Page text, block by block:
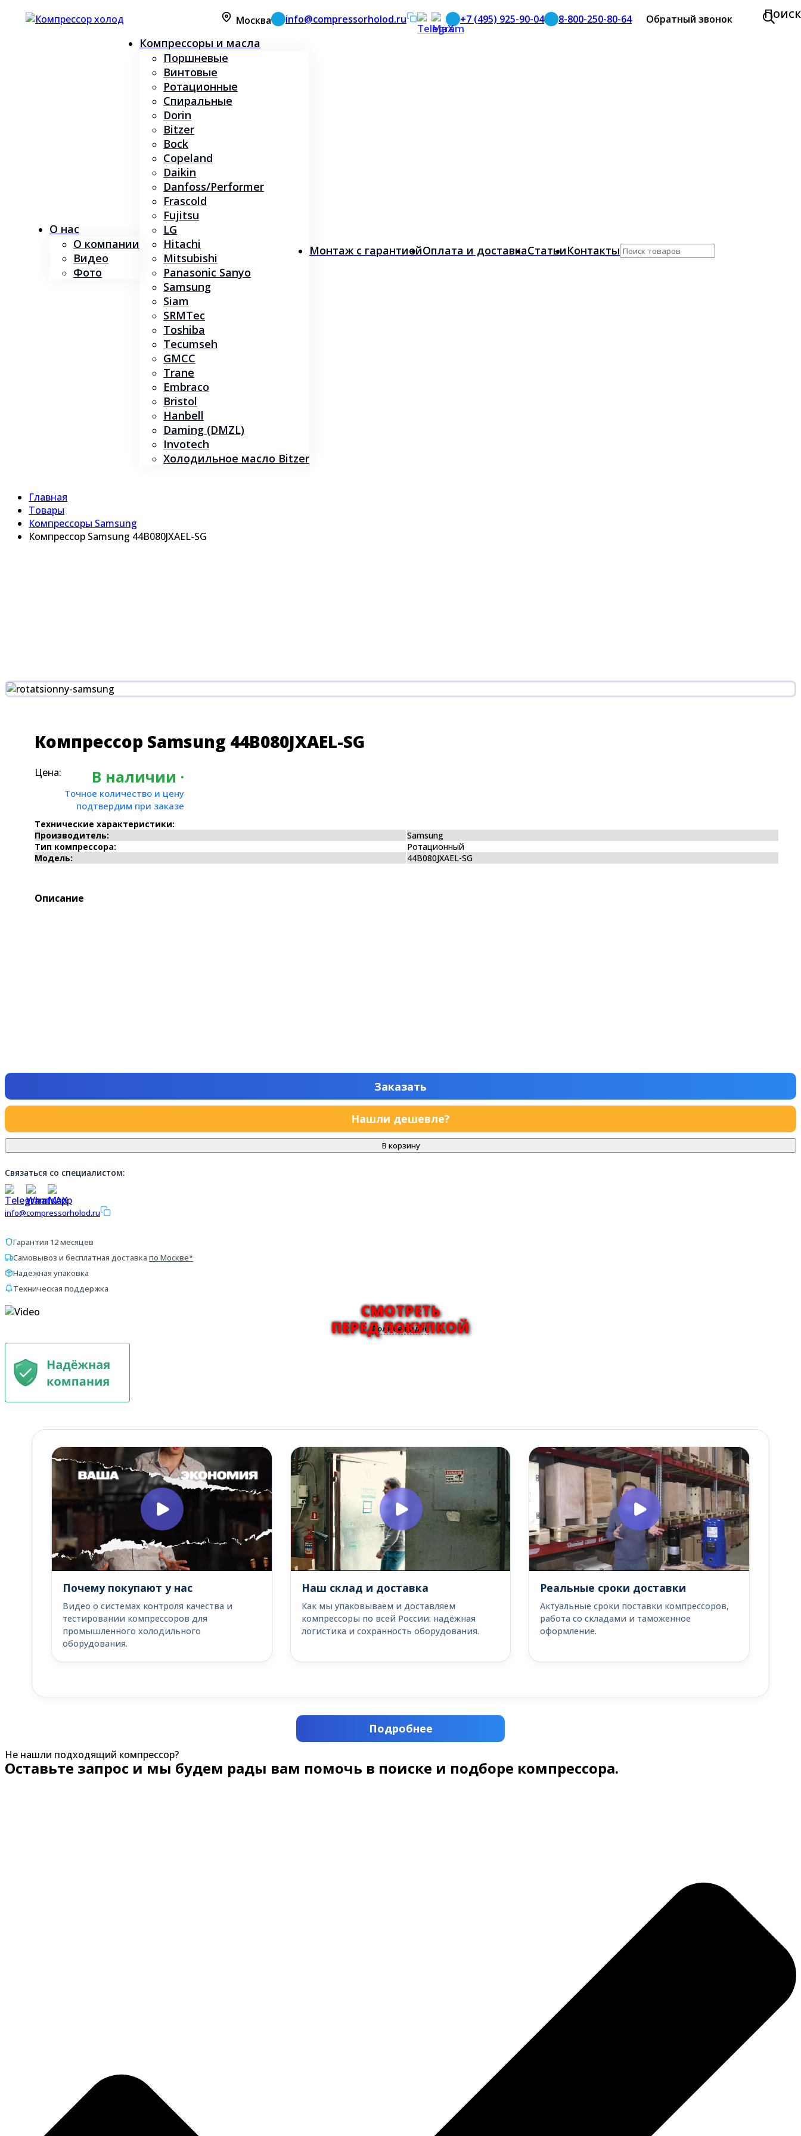
Москва info@compressorholod.ru +7 (495) 925-90-04 8-800-250-80-64 Обратный звонок
О нас
О компании
Видео
Фото
Компрессоры и масла
Поршневые
Винтовые
Ротационные
Спиральные
Dorin
Bitzer
Bock
Copeland
Daikin
Danfoss/Performer
Frascold
Fujitsu
LG
Hitachi
Mitsubishi
Panasonic Sanyo
Samsung
Siam
SRMTec
Toshiba
Tecumseh
GMCC
Trane
Embraco
Bristol
Hanbell
Daming (DMZL)
Invotech
Холодильное масло Bitzer
Монтаж с гарантиейОплата и доставкаСтатьиКонтакты Поиск
Поиск
Главная
Товары
Компрессоры Samsung
Компрессор Samsung 44B080JXAEL-SG
Компрессор Samsung 44B080JXAEL-SG
Цена: В наличии ·
Точное количество и цену
подтвердим при заказе
Технические характеристики:
Производитель:
Samsung
Тип компрессора:
Ротационный
Модель:
44B080JXAEL-SG
Описание
Заказать
Нашли дешевле?
В корзину
Связаться со специалистом:
info@compressorholod.ru
Гарантия 12 месяцев
Самовывоз и бесплатная доставка по Москве*
Надежная упаковка
Техническая поддержка
СМОТРЕТЬ
ПЕРЕД ПОКУПКОЙ
Полное видео
Почему покупают у нас
Видео о системах контроля качества и
тестировании компрессоров для
промышленного холодильного
оборудования.
Наш склад и доставка
Как мы упаковываем и доставляем
компрессоры по всей России: надёжная
логистика и сохранность оборудования.
Реальные сроки доставки
Актуальные сроки поставки компрессоров,
работа со складами и таможенное
оформление.
Подробнее
Не нашли подходящий компрессор?
Оставьте запрос и мы будем рады вам помочь в поиске и подборе компрессора.